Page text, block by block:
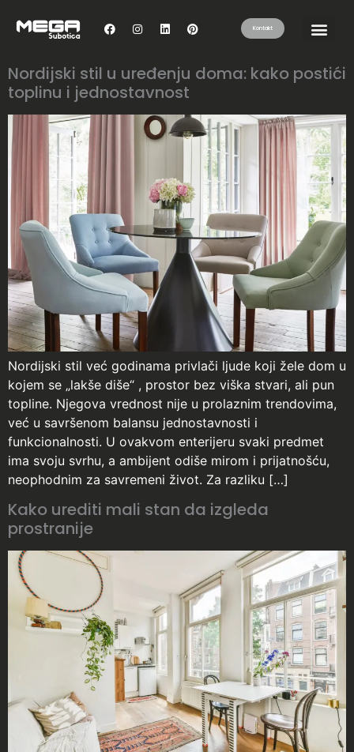
Kontakt
Nordijski stil u uređenju doma: kako postići
toplinu i jednostavnost
Nordijski stil već godinama privlači ljude koji žele dom u
kojem se „lakše diše“ , prostor bez viška stvari, ali pun
topline. Njegova vrednost nije u prolaznim trendovima,
već u savršenom balansu jednostavnosti i
funkcionalnosti. U ovakvom enterijeru svaki predmet
ima svoju svrhu, a ambijent odiše mirom i prijatnošću,
neophodnim za savremeni život. Za razliku […]
Kako urediti mali stan da izgleda
prostranije